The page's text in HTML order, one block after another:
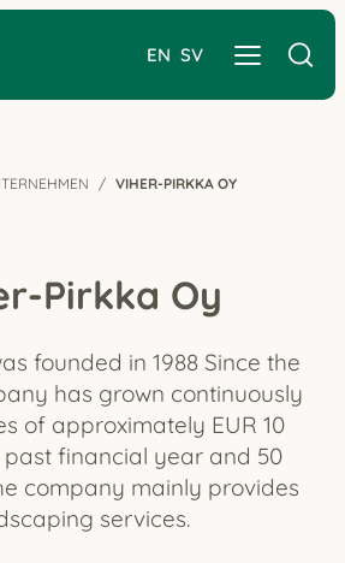
EN SV
VIHER-PIRKKA OY
Pirkka Oy
founded in 1988 Since the
has grown continuously
of approximately EUR 10
past financial year and 50
company mainly provides
services.